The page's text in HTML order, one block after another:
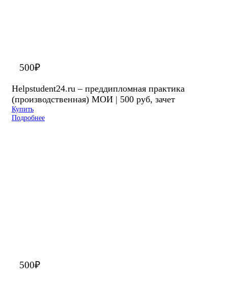
500₽
Helpstudent24.ru – преддипломная практика
(производственная) МОИ | 500 руб, зачет
Купить
Подробнее
500₽